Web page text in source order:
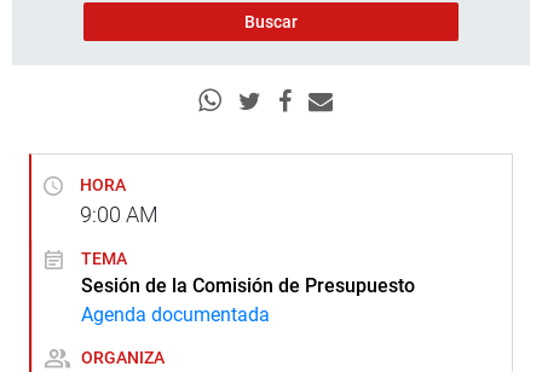
HORA
9:00 AM
TEMA
Sesión de la Comisión de Presupuesto
Agenda documentada
ORGANIZA